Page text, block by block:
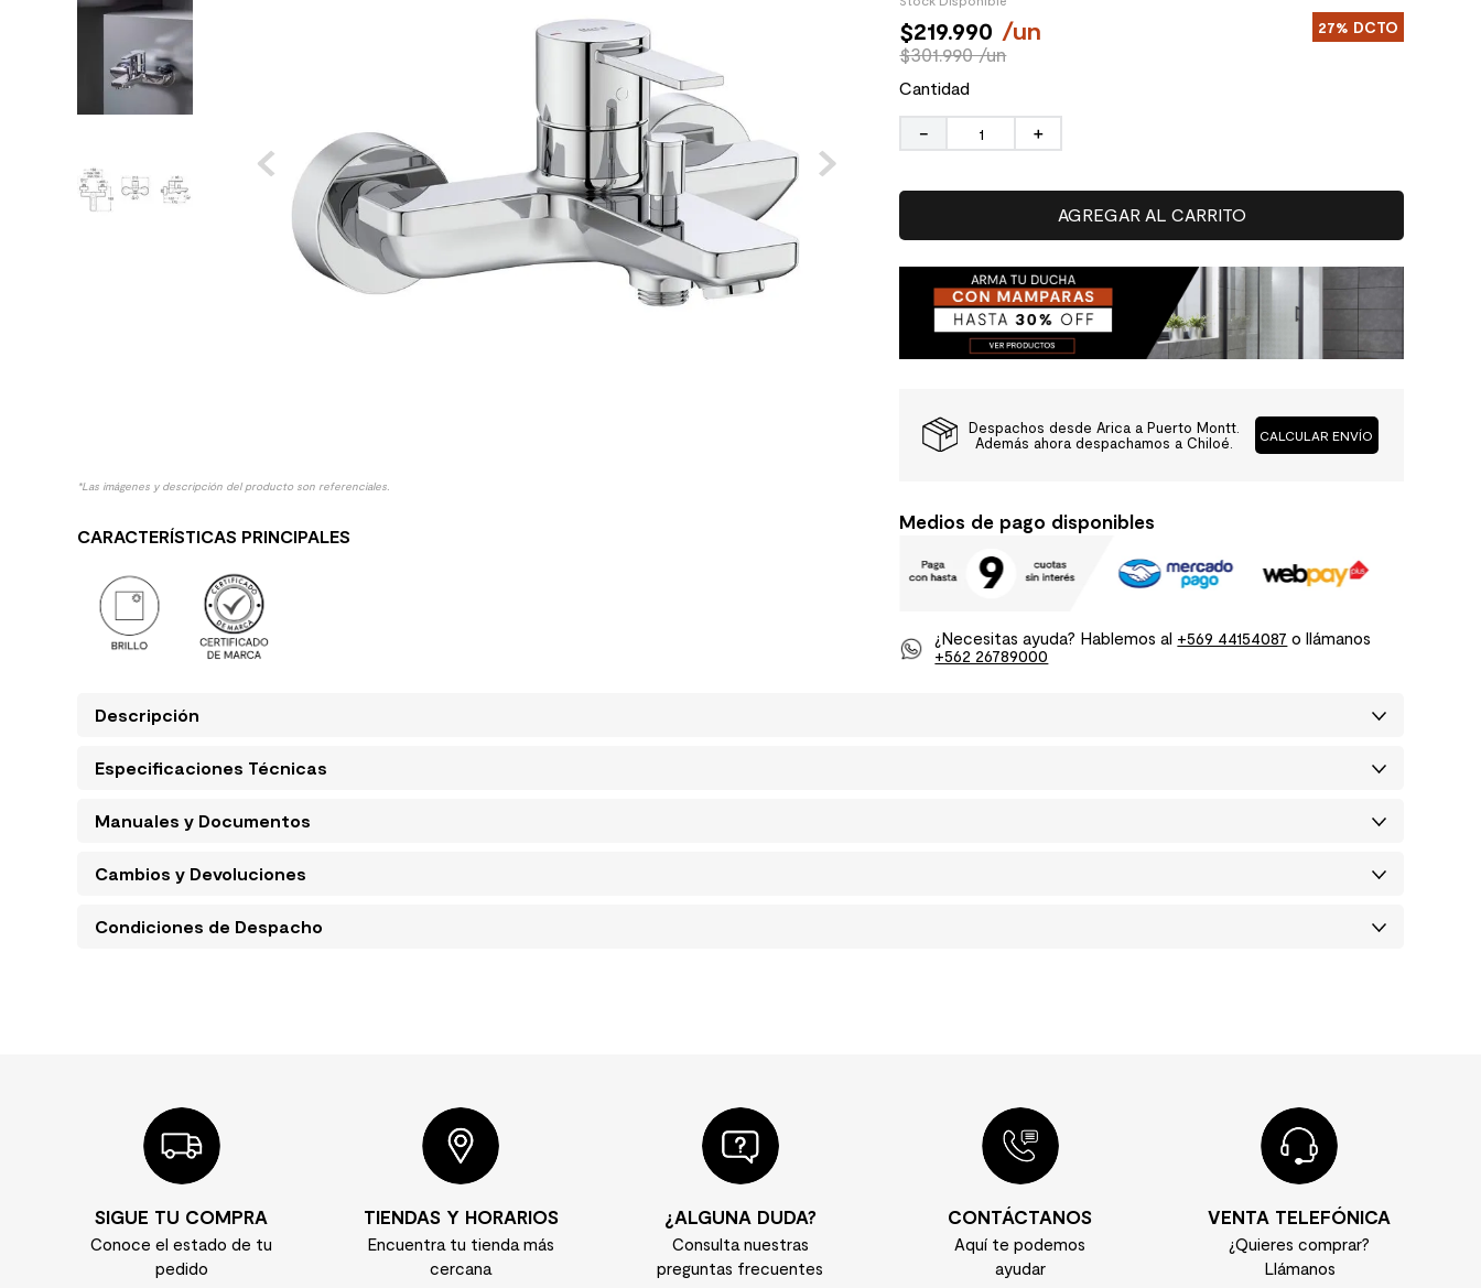
8. receptaculo
9. spc
. columna ducha
*Las imágenes y descripción del producto son referenciales.
CARACTERÍSTICAS PRINCIPALES
$219.990 /un 27% DCTO
$301.990 /un
Cantidad
＋
－
AGREGAR AL CARRITO
Despachos desde Arica a Puerto Montt.
Además ahora despachamos a Chiloé.
CALCULAR ENVÍO
Medios de pago disponibles
¿Necesitas ayuda? Hablemos al +569 44154087 o llámanos
+562 26789000
Descripción
Especificaciones Técnicas
Manuales y Documentos
Cambios y Devoluciones
Condiciones de Despacho
SIGUE TU COMPRA
Conoce el estado de tu
pedido
TIENDAS Y HORARIOS
Encuentra tu tienda más
cercana
¿ALGUNA DUDA?
Consulta nuestras
preguntas frecuentes
CONTÁCTANOS
Aquí te podemos
ayudar
VENTA TELEFÓNICA
¿Quieres comprar?
Llámanos